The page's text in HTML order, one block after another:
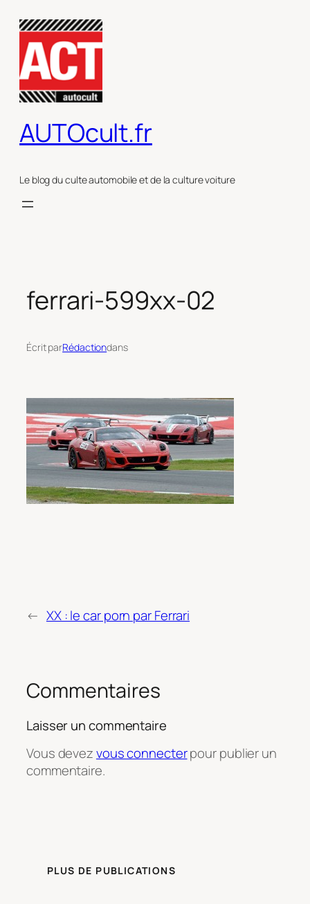
contenu
AUTOcult.fr
Le blog du culte automobile et de la culture voiture
ferrari-599xx-02
Écrit parRédactiondans
← XX : le car porn par Ferrari
Commentaires
Laisser un commentaire
Vous devezvous connecterpour publier un
commentaire.
PLUS DE PUBLICATIONS